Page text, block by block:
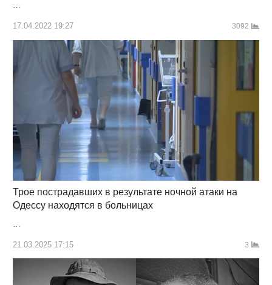
17.04.2022 19:27 3092
Трое пострадавших в результате ночной атаки на
Одессу находятся в больницах
21.03.2025 17:15 3